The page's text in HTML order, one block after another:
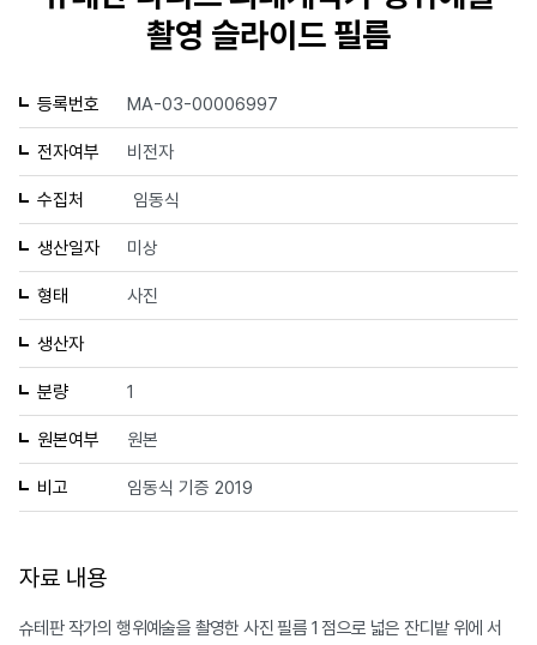
촬영 슬라이드 필름
등록번호 MA-03-00006997
전자여부 비전자
수집처 임동식
생산일자 미상
형태 사진
생산자
분량 1
원본여부 원본
비고 임동식 기증 2019
자료 내용
슈테판 작가의 행위예술을 촬영한 사진 필름 1 점으로 넓은 잔디밭 위에 서